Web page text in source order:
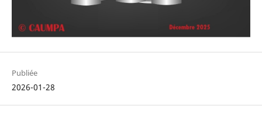
Publiée
2026-01-28